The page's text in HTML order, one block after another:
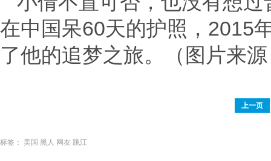
在中国呆60天的护照，2015
了他的追梦之旅。（图片来
上一页
标签： 美国 黑人 网友 跳江